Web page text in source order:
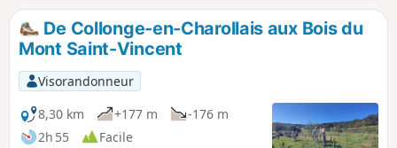
l'église), des vieux moulins (restaurés ou en
cours de restauration) Rains, commune de
Joncy (jolies maisons en pierres), Le Petit
Ballay, sa tour carrée, ses Murgers (amas de
pierres retirées des vignes), avant Corcelles
(hameau de Saint-Clément).
De Collonge-en-Charollais aux Bois du
Mont Saint-Vincent
Visorandonneur
8,30 km
+177 m
-176 m
2h 55
Facile